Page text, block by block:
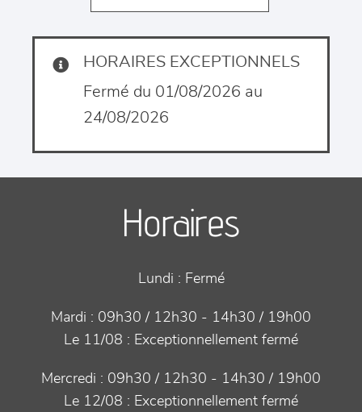
HORAIRES EXCEPTIONNELS
Fermé du 01/08/2026 au
24/08/2026
Horaires
Lundi : Fermé
Mardi : 09h30 / 12h30 - 14h30 / 19h00
Le 11/08 : Exceptionnellement fermé
Mercredi : 09h30 / 12h30 - 14h30 / 19h00
Le 12/08 : Exceptionnellement fermé